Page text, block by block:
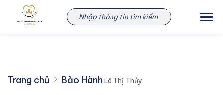
Lê Thị Thủy
Trang chủ Bảo Hành Lê Thị Thủy